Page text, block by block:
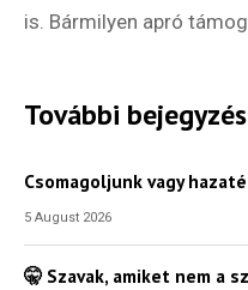
is. Bármilyen apró
További
Csomagoljunk vagy
5 August 2026
🤫 Szavak, amiket nem a